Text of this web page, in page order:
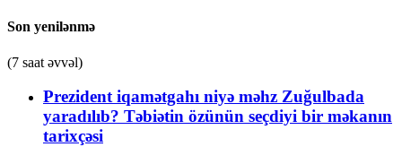
Son yenilənmə
(7 saat əvvəl)
Prezident iqamətgahı niyə məhz Zuğulbada
yaradılıb? Təbiətin özünün seçdiyi bir məkanın
tarixçəsi